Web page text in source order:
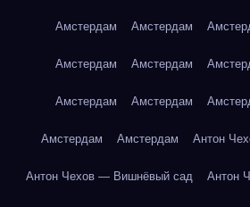
Амстердам Амстердам
Амстердам Амстердам
Амстердам Амстердам
Амстердам Амстердам Антон
Антон Чехов — Вишнёвый сад Антон